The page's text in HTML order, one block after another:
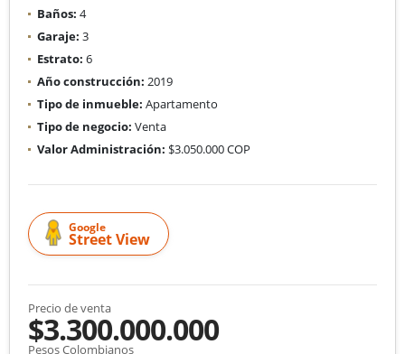
Baños: 4
Garaje: 3
Estrato: 6
Año construcción: 2019
Tipo de inmueble: Apartamento
Tipo de negocio: Venta
Valor Administración: $3.050.000 COP
Google
Street View
Precio de venta
$3.300.000.000
Pesos Colombianos